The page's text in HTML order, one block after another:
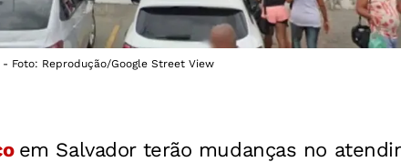
Foto: Reprodução/Google Street View
em Salvador terão mudanças no